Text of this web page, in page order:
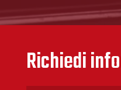
Richiedi